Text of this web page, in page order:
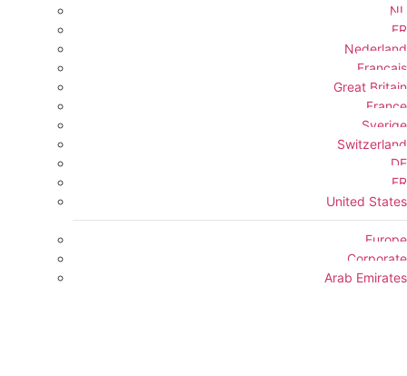
NL
FR
Nederland
Français
Great Britain
France
Sverige
Switzerland
DE
FR
United States
Europe
Corporate
Arab Emirates